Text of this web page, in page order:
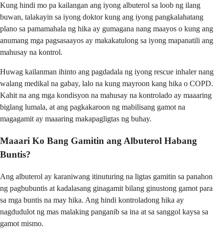
Kung hindi mo pa kailangan ang iyong albuterol sa loob ng ilang
buwan, talakayin sa iyong doktor kung ang iyong pangkalahatang
plano sa pamamahala ng hika ay gumagana nang maayos o kung ang
anumang mga pagsasaayos ay makakatulong sa iyong mapanatili ang
mahusay na kontrol.
Huwag kailanman ihinto ang pagdadala ng iyong rescue inhaler nang
walang medikal na gabay, lalo na kung mayroon kang hika o COPD.
Kahit na ang mga kondisyon na mahusay na kontrolado ay maaaring
biglang lumala, at ang pagkakaroon ng mabilisang gamot na
magagamit ay maaaring makapagligtas ng buhay.
Maaari Ko Bang Gamitin ang Albuterol Habang
Buntis?
Ang albuterol ay karaniwang itinuturing na ligtas gamitin sa panahon
ng pagbubuntis at kadalasang ginagamit bilang ginustong gamot para
sa mga buntis na may hika. Ang hindi kontroladong hika ay
nagdudulot ng mas malaking panganib sa ina at sa sanggol kaysa sa
gamot mismo.